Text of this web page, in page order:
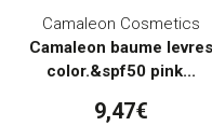
Camaleon Cosmetics
Camaleon baume levres
color.&spf50 pink...
9,47€